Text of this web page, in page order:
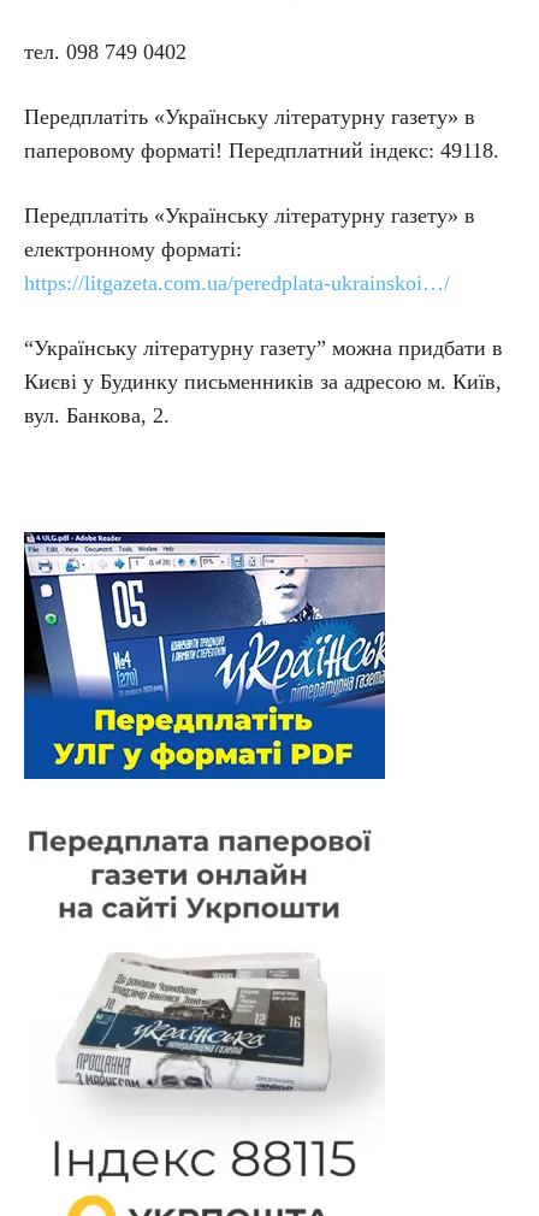
тел. 098 749 0402
Передплатіть «Українську літературну газету» в
паперовому форматі! Передплатний індекс: 49118.
Передплатіть «Українську літературну газету» в
електронному форматі:
https://litgazeta.com.ua/peredplata-ukrainskoi…/
“Українську літературну газету” можна придбати в
Києві у Будинку письменників за адресою м. Київ,
вул. Банкова, 2.